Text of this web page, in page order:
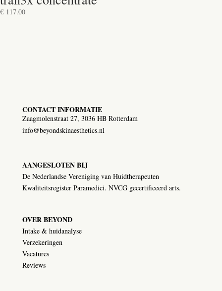
€ 117.00
CONTACT INFORMATIE
Zaagmolenstraat 27, 3036 HB Rotterdam
info@beyondskinaesthetics.nl
AANGESLOTEN BIJ
De Nederlandse Vereniging van Huidtherapeuten
Kwaliteitsregister Paramedici. NVCG gecertificeerd arts.
OVER BEYOND
Intake & huidanalyse
Verzekeringen
Vacatures
Reviews